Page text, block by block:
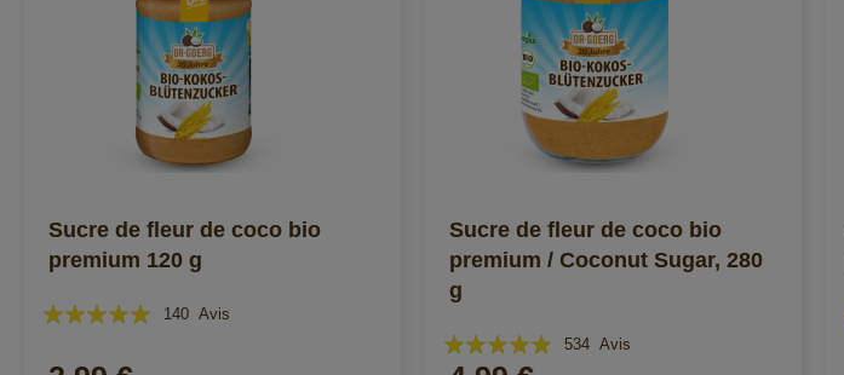
Sucre de fleur de coco bio
premium 120 g
Évaluation:
140 Avis
Sucre de fleur de coco bio
premium / Coconut Sugar, 280
g
Évaluation:
534 Avis